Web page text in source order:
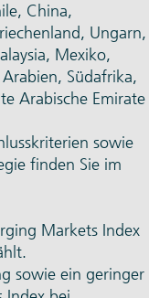
China,
Ungarn,
Mexiko,
Südafrika,
Arabische Emirate
sowie
finden Sie im
Markets Index
sowie ein geringer